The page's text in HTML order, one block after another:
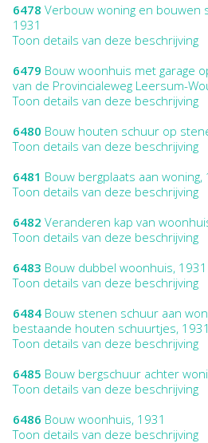
6478 Verbouw woning en bouwen
1931
Toon details van deze beschrijving
6479 Bouw woonhuis met garage
van de Provincialeweg Leersum-
Toon details van deze beschrijving
6480 Bouw houten schuur op
Toon details van deze beschrijving
6481 Bouw bergplaats aan woning,
Toon details van deze beschrijving
6482 Veranderen kap van
Toon details van deze beschrijving
6483 Bouw dubbel woonhuis, 1931
Toon details van deze beschrijving
6484 Bouw stenen schuur aan
bestaande houten schuurtjes, 1931
Toon details van deze beschrijving
6485 Bouw bergschuur achter
Toon details van deze beschrijving
6486 Bouw woonhuis, 1931
Toon details van deze beschrijving